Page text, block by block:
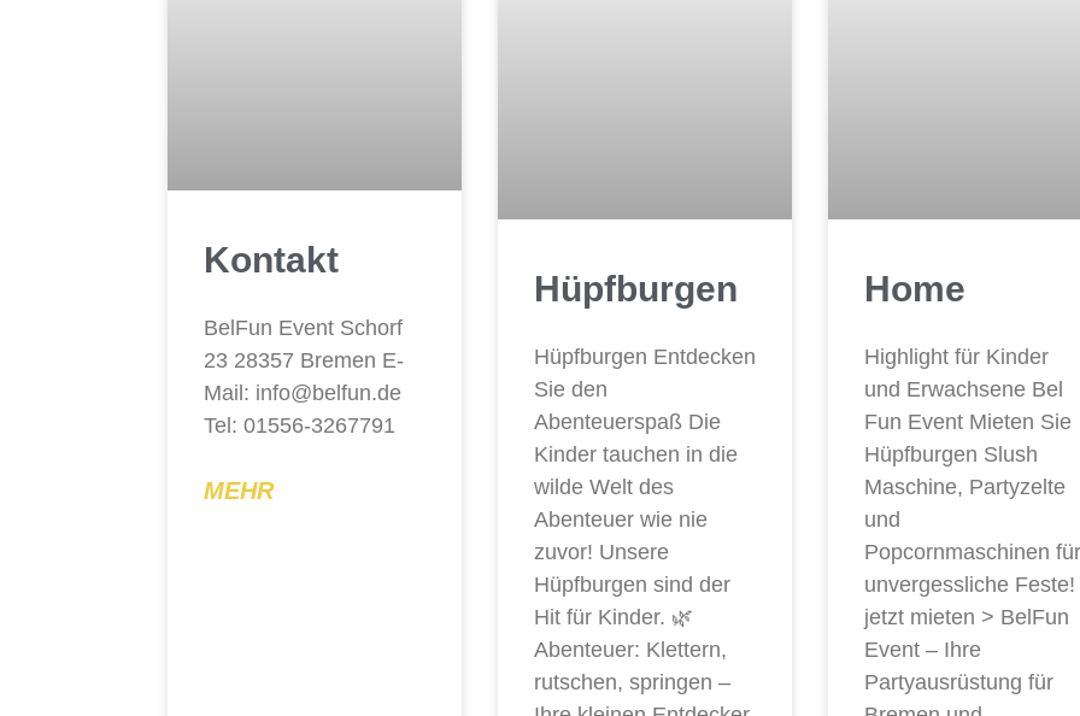
Kontakt
BelFun Event Schorf
23 28357 Bremen E-
Mail: info@belfun.de
Tel: 01556-3267791
MEHR
Hüpfburgen
Hüpfburgen Entdecken
Sie den
Abenteuerspaß Die
Kinder tauchen in die
wilde Welt des
Abenteuer wie nie
zuvor! Unsere
Hüpfburgen sind der
Hit für Kinder. 🌿
Abenteuer: Klettern,
rutschen, springen –
Home
Highlight für Kinder
und Erwachsene Bel
Fun Event Mieten Sie
Hüpfburgen Slush
Maschine, Partyzelte
und
Popcornmaschinen für
unvergessliche Feste!
jetzt mieten > BelFun
Event – Ihre
Partyausrüstung für